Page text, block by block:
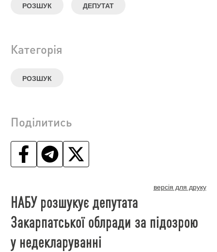
РОЗШУК ДЕПУТАТ
Категорія
РОЗШУК
Поділитись
версія для друку
НАБУ розшукує депутата
Закарпатської облради за підозрою
у недекларуванні